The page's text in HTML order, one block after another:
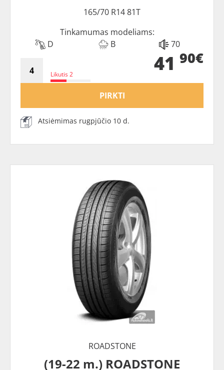
165/70 R14 81T
Tinkamumas modeliams:
D
B 70
Likutis 2 41 90€
PIRKTI
Atsiėmimas rugpjūčio 10 d.
ROADSTONE
(19-22 m.) ROADSTONE